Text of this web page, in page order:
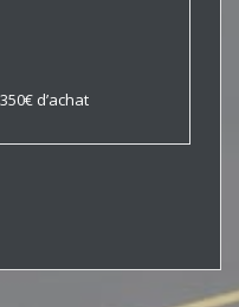
d’achat